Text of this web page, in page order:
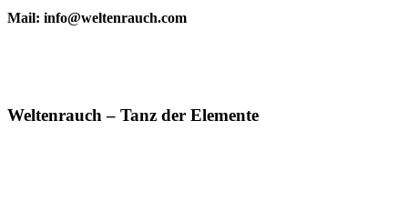
Mail: info@weltenrauch.com
Weltenrauch – Tanz der Elemente